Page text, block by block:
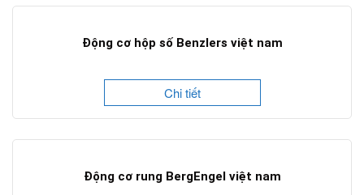
Động cơ hộp số Benzlers việt nam
Chi tiết
Động cơ rung BergEngel việt nam